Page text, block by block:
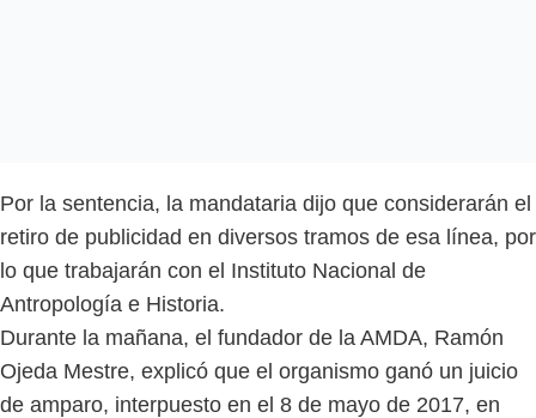
Por la sentencia, la mandataria dijo que considerarán el
retiro de publicidad en diversos tramos de esa línea, por
lo que trabajarán con el Instituto Nacional de
Antropología e Historia.
Durante la mañana, el fundador de la AMDA, Ramón
Ojeda Mestre, explicó que el organismo ganó un juicio
de amparo, interpuesto en el 8 de mayo de 2017, en